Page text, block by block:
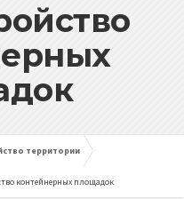
территории
контейнерных площадок